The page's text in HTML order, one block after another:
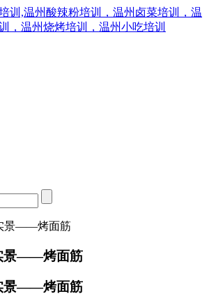
景——烤面筋
景——烤面筋